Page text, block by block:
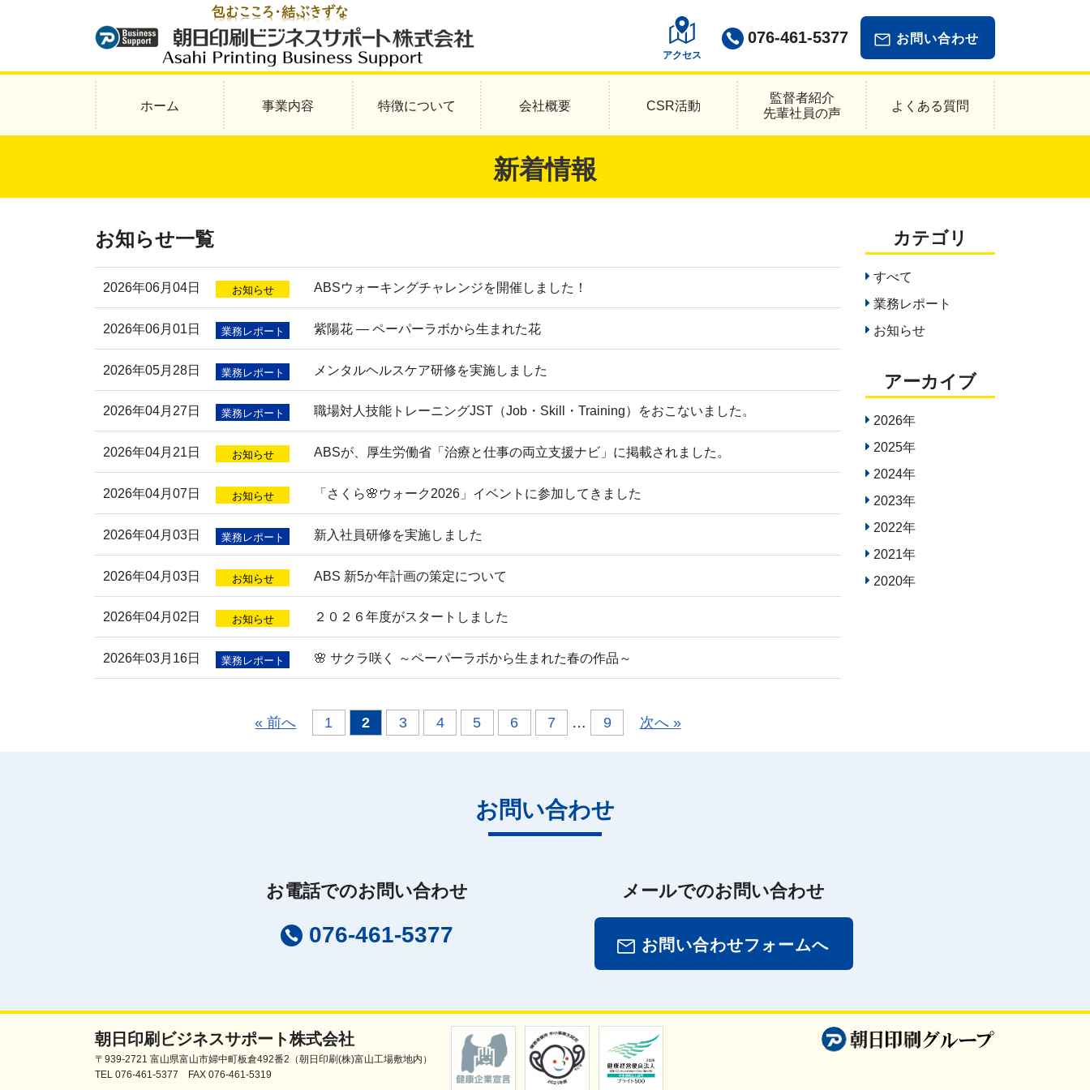
アクセス
076-461-5377 お問い合わせ
ホーム 事業内容 特徴について 会社概要 CSR活動
監督者紹介
先輩社員の声
よくある質問
新着情報
お知らせ一覧
2026年06月04日 お知らせ ABSウォーキングチャレンジを開催しました！
2026年06月01日 業務レポート 紫陽花 ― ペーパーラボから生まれた花
2026年05月28日 業務レポート メンタルヘルスケア研修を実施しました
2026年04月27日 業務レポート 職場対人技能トレーニングJST（Job・Skill・Training）をおこないました。
2026年04月21日 お知らせ ABSが、厚生労働省「治療と仕事の両立支援ナビ」に掲載されました。
2026年04月07日 お知らせ 「さくら🌸ウォーク2026」イベントに参加してきました
2026年04月03日 業務レポート 新入社員研修を実施しました
2026年04月03日 お知らせ ABS 新5か年計画の策定について
2026年04月02日 お知らせ ２０２６年度がスタートしました
2026年03月16日 業務レポート 🌸 サクラ咲く ～ペーパーラボから生まれた春の作品～
« 前へ 1 2 3 4 5 6 7 … 9 次へ »
カテゴリ
すべて
業務レポート
お知らせ
アーカイブ
2026年
2025年
2024年
2023年
2022年
2021年
2020年
お問い合わせ
お電話でのお問い合わせ
076-461-5377
メールでのお問い合わせ
お問い合わせフォームへ
朝日印刷ビジネスサポート株式会社
〒939-2721 富山県富山市婦中町板倉492番2（朝日印刷(株)富山工場敷地内）
TEL 076-461-5377 FAX 076-461-5319